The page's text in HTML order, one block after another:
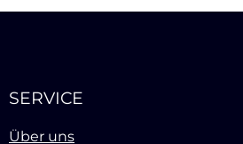
SERVICE
Über uns